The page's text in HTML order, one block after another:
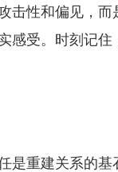
击性和偏见，
感受。时刻记
是重建关系的